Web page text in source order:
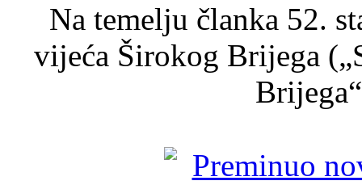
Na temelju članka 52.
vijeća Širokog Brijega